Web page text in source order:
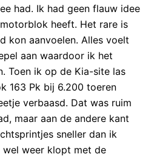
had. Ik had geen flauw idee
heeft. Het rare is
kon aanvoelen. Alles voelt
aan waardoor ik het
Toen ik op de Kia-site las
163 Pk bij 6.200 toeren
verbaasd. Dat was ruim
maar aan de andere kant
sneller dan ik
wel weer klopt met de